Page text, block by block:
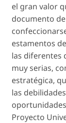
el gran valor
documento
estamentos
las diferentes
muy serias,
estratégica,
las
Proyecto